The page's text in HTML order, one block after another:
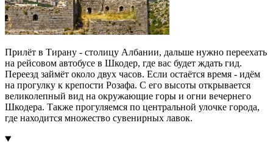
Прилёт в Тирану - столицу Албании, дальше нужно переехать
на рейсовом автобусе в Шкодер, где вас будет ждать гид.
Переезд займёт около двух часов. Если остаётся время - идём
на прогулку к крепости Розафа. С его высоты открывается
великолепный вид на окружающие горы и огни вечернего
Шкодера. Также прогуляемся по центральной улочке города,
где находится множество сувенирных лавок.